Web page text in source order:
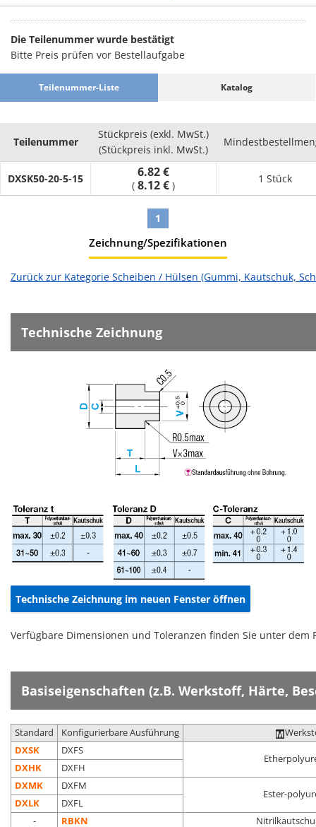
Die Teilenummer wurde bestätigt
Bitte Preis prüfen vor Bestellaufgabe
Teilenummer-Liste Katalog
Teilenummer
Stückpreis (exkl. MwSt.)
(Stückpreis inkl. MwSt.)
DXSK50-20-5-15 6.82 €
( 8.12 € )
1 Stück
1
Zeichnung/Spezifikationen
Zurück zur Kategorie Scheiben / Hülsen (Gummi, Kautschuk,
Technische Zeichnung
Technische Zeichnung im neuen Fenster öffnen
Verfügbare Dimensionen und Toleranzen finden Sie unter dem
Basiseigenschaften (z.B. Werkstoff, Härte,
Standard Konfigurierbare Ausführung
DXSK
DXFS
DXHK
DXFH
DXMK
DXFM
Ester-
DXLK
DXFL
-
RBKN